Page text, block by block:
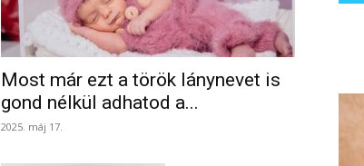
Most már ezt a török lánynevet is
gond nélkül adhatod a...
2025. máj 17.